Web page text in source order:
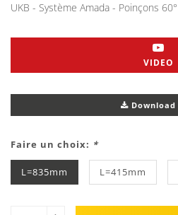
UKB - Système Amada - Poinçons 60°
VIDEO
Download
Faire un choix: *
L=835mm L=415mm